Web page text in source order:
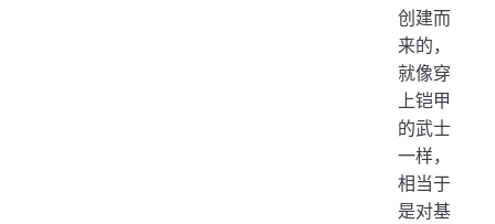
创建而
来的，
就像穿
上铠甲
的武士
一样，
相当于
是对基